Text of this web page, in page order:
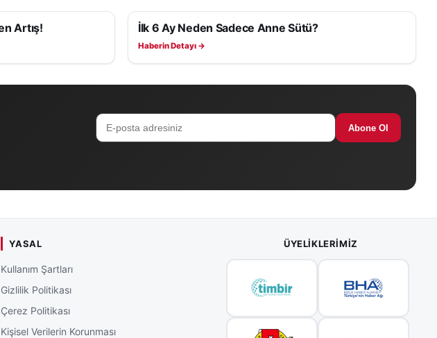
gözler önüne serdi. Yetkililer,
ve zorunlu olmadıkça
Artış! SAĞLIK
İlk 6 Ay Neden Sadece Anne Sütü?
Haberin Detayı →
Abone Ol
YASAL
Kullanım Şartları
Gizlilik Politikası
Çerez Politikası
Kişisel Verilerin Korunması
ÜYELIKLERIMIZ